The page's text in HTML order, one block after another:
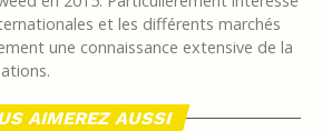
et les différents marchés
une connaissance extensive de la
AIMEREZ AUSSI